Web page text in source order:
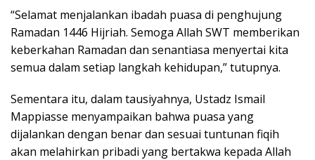
“Selamat menjalankan ibadah puasa di penghujung
Ramadan 1446 Hijriah. Semoga Allah SWT memberikan
keberkahan Ramadan dan senantiasa menyertai kita
semua dalam setiap langkah kehidupan,” tutupnya.
Sementara itu, dalam tausiyahnya, Ustadz Ismail
Mappiasse menyampaikan bahwa puasa yang
dijalankan dengan benar dan sesuai tuntunan fiqih
akan melahirkan pribadi yang bertakwa kepada Allah